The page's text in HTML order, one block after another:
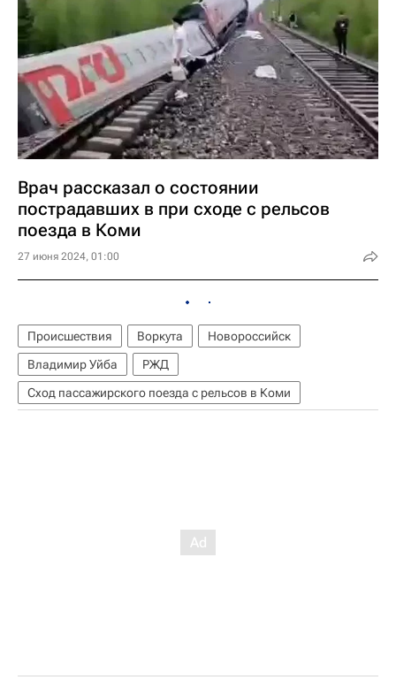
Врач рассказал о состоянии
пострадавших в при сходе с рельсов
поезда в Коми
27 июня 2024, 01:00
Происшествия Воркута
Новороссийск
Владимир Уйба
РЖД
Сход пассажирского поезда с рельсов в Коми